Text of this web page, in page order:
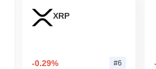
XRP
-0.29% #6